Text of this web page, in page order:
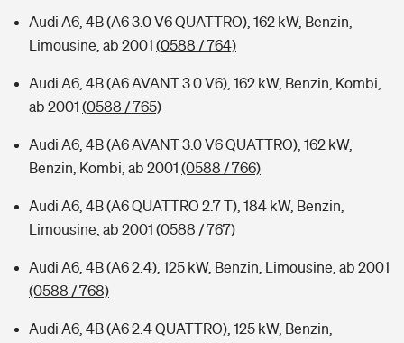
Audi A6, 4B (A6 3.0 V6 QUATTRO), 162 kW, Benzin,
Limousine, ab 2001 (0588 / 764)
Audi A6, 4B (A6 AVANT 3.0 V6), 162 kW, Benzin, Kombi,
ab 2001 (0588 / 765)
Audi A6, 4B (A6 AVANT 3.0 V6 QUATTRO), 162 kW,
Benzin, Kombi, ab 2001 (0588 / 766)
Audi A6, 4B (A6 QUATTRO 2.7 T), 184 kW, Benzin,
Limousine, ab 2001 (0588 / 767)
Audi A6, 4B (A6 2.4), 125 kW, Benzin, Limousine, ab 2001
(0588 / 768)
Audi A6, 4B (A6 2.4 QUATTRO), 125 kW, Benzin,